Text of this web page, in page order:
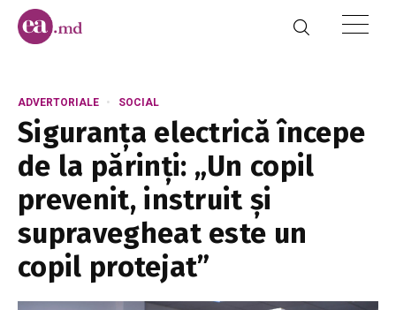
ADVERTORIALE SOCIAL
Siguranța electrică începe
de la părinți: „Un copil
prevenit, instruit și
supravegheat este un
copil protejat”